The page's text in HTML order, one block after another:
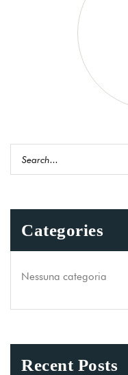
Categories
Nessuna categoria
Recent Posts